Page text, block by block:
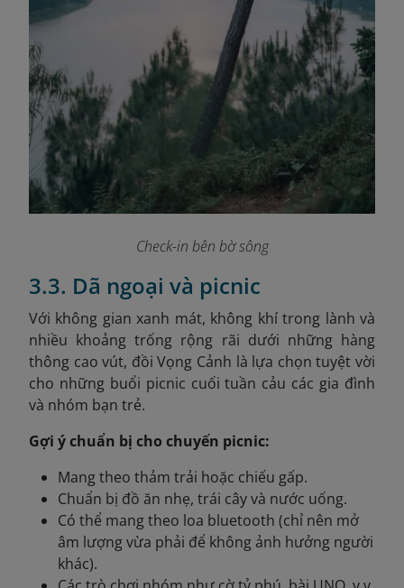
Check-in bên bờ sông
3.3. Dã ngoại và picnic
Với không gian xanh mát, không khí trong lành và
nhiều khoảng trống rộng rãi dưới những hàng
thông cao vút, đồi Vọng Cảnh là lựa chọn tuyệt vời
cho những buổi picnic cuối tuần cảu các gia đình
và nhóm bạn trẻ.
Gợi ý chuẩn bị cho chuyến picnic:
Mang theo thảm trải hoặc chiếu gấp.
Chuẩn bị đồ ăn nhẹ, trái cây và nước uống.
Có thể mang theo loa bluetooth (chỉ nên mở
âm lượng vừa phải để không ảnh hưởng người
khác).